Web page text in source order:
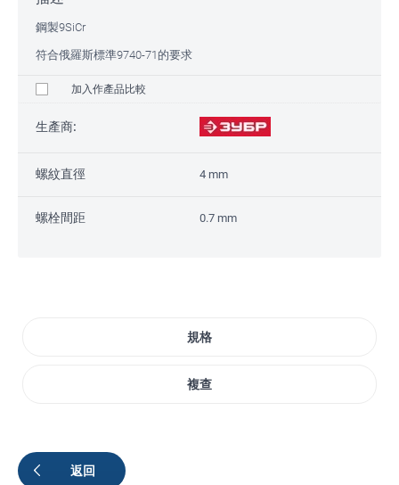
鋼製9SiCr
符合俄羅斯標準9740-71的要求
加入作產品比較
生產商:
螺紋直徑 4 mm
螺栓間距 0.7 mm
規格
複查
返回